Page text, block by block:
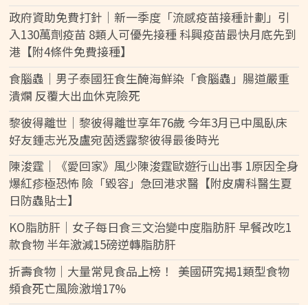
政府資助免費打針｜新一季度「流感疫苗接種計劃」引
入130萬劑疫苗 8類人可優先接種 科興疫苗最快月底先到
港【附4條件免費接種】
食腦蟲｜男子泰國狂食生醃海鮮染「食腦蟲」腸道嚴重
潰爛 反覆大出血休克險死
黎彼得離世｜黎彼得離世享年76歲 今年3月已中風臥床
好友鍾志光及盧宛茵透露黎彼得最後時光
陳浚霆｜《愛回家》風少陳浚霆歐遊行山出事 1原因全身
爆紅疹極恐怖 險「毀容」急回港求醫【附皮膚科醫生夏
日防蟲貼士】
KO脂肪肝｜女子每日食三文治變中度脂肪肝 早餐改吃1
款食物 半年激減15磅逆轉脂肪肝
折壽食物｜大量常見食品上榜！ 美國研究揭1類型食物
頻食死亡風險激增17%